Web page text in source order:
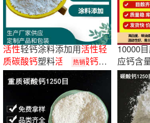
活性轻钙涂料添加用活性轻
质碳酸钙塑料活性 碳酸钙改
性碳酸钙
热销
10000
应钙含
脂低 性